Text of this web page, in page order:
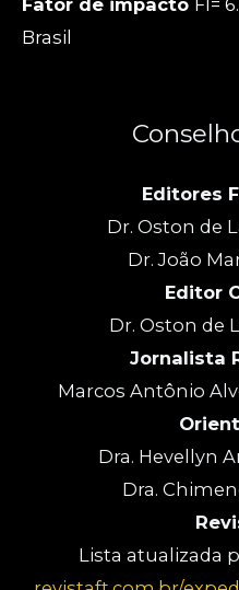
Brasil
Editores
Dr. Oston de
Dr. João
Editor
Dr. Oston de
Jornalista
Marcos Antônio
Dra. Hevellyn
Dra.
Lista atualizada